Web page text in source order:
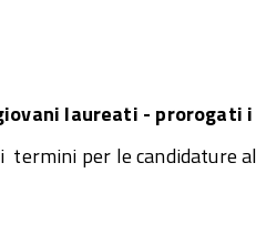
laureati - prorogati
termini per le candidature al